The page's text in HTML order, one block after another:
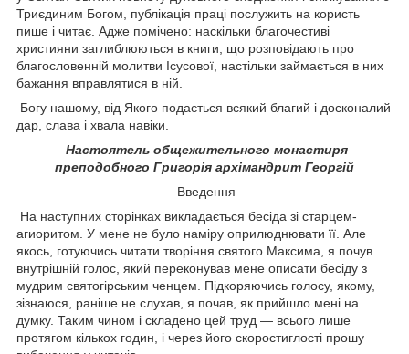
Триєдиним Богом, публікація праці послужить на користь
пише і читає. Адже помічено: наскільки благочестиві
християни заглиблюються в книги, що розповідають про
благословенній молитви Ісусової, настільки займається в них
бажання вправлятися в ній.
Богу нашому, від Якого подається всякий благий і досконалий
дар, слава і хвала навіки.
Настоятель общежительного монастиря
преподобного Григорія архімандрит Георгій
Введення
На наступних сторінках викладається бесіда зі старцем-
агиоритом. У мене не було наміру оприлюднювати її. Але
якось, готуючись читати творіння святого Максима, я почув
внутрішній голос, який переконував мене описати бесіду з
мудрим святогірським ченцем. Підкоряючись голосу, якому,
зізнаюся, раніше не слухав, я почав, як прийшло мені на
думку. Таким чином і складено цей труд — всього лише
протягом кількох годин, і через його скоростиглості прошу